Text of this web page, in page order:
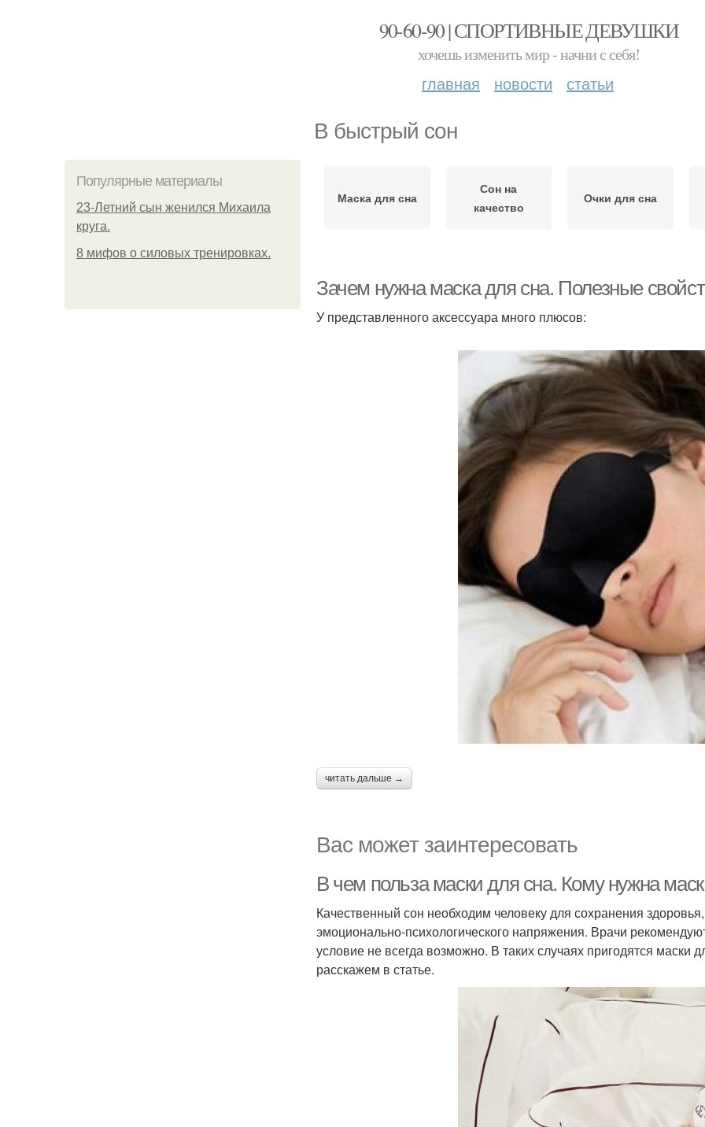
90-60-90 | СПОРТИВНЫЕ ДЕВУШКИ
хочешь изменить мир - начни с себя!
главная новости статьи
В быстрый сон
Популярные материалы
23-Летний сын женился Михаила
круга.
8 мифов о силовых тренировках.
Маска для сна
Сон на
качество
Очки для сна
Зачем нужна маска для сна. Полезные
У представленного аксессуара много плюсов:
читать дальше →
Вас может заинтересовать
В чем польза маски для сна. Кому нужна
Качественный сон необходим человеку для сохранения
эмоционально-психологического напряжения. Врачи
условие не всегда возможно. В таких случаях пригодятся маски
расскажем в статье.